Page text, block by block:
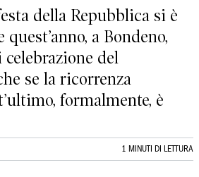
della Repubblica si è
a Bondeno,
del
se la ricorrenza
formalmente, è
1 MINUTI DI LETTURA